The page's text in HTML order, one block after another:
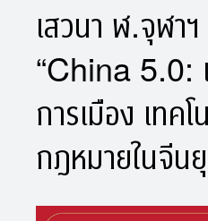
เสวนา ฬ.จุฬา
“China 5.0:
การเมือง เทค
กฎหมายในจีน